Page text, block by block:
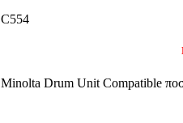
Drum Unit Compatible